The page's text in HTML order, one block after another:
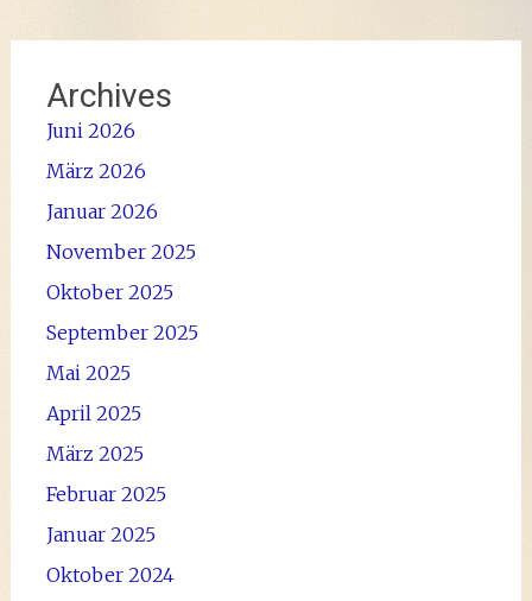
Archives
Juni 2026
März 2026
Januar 2026
November 2025
Oktober 2025
September 2025
Mai 2025
April 2025
März 2025
Februar 2025
Januar 2025
Oktober 2024